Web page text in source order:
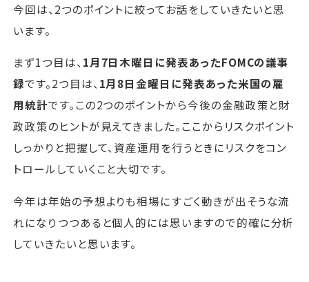
今回は、2つのポイントに絞ってお話をしていきたいと思
います。
まず1つ目は、 1月7日木曜日に発表あったFOMCの議事
録です。2つ目は、 1月8日金曜日に発表あった米国の雇
用統計です。この2つのポイントから今後の金融政策と財
政政策のヒントが見えてきました。ここからリスクポイント
しっかりと把握して、資産運用を行うときにリスクをコン
トロールしていくこと大切です。
今年は年始の予想よりも相場にすごく動きが出そうな流
れになりつつあると個人的には思いますので的確に分析
していきたいと思います。